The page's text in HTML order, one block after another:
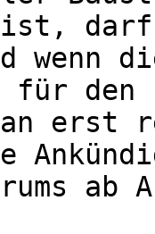
darf
wenn
den
erst
ab